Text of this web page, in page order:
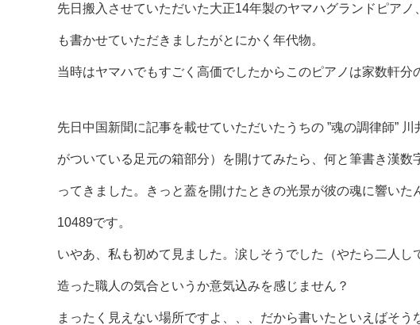
先日搬入させていただいた大正14年製のヤマハグランドピア
も書かせていただきましたがとにかく年代物。
当時はヤマハでもすごく高価でしたからこのピアノは家数軒分
先日中国新聞に記事を載せていただいたうちの ”魂の調律師”
がついている足元の箱部分）を開けてみたら、何と筆書き漢
ってきました。きっと蓋を開けたときの光景が彼の魂に響いた
10489です。
いやあ、私も初めて見ました。涙しそうでした（やたら二人し
造った職人の気合というか意気込みを感じません？
まったく見えない場所ですよ、、、だから書いたといえばそう